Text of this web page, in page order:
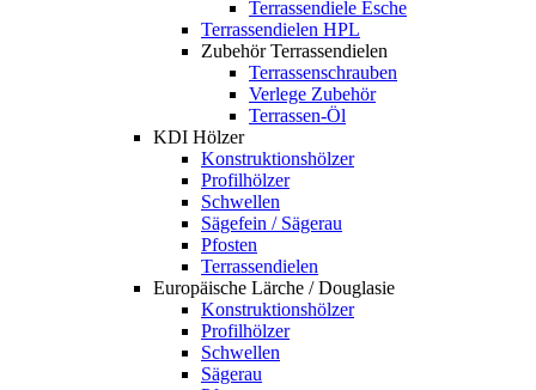
Terrassendiele Esche
Terrassendielen HPL
Zubehör Terrassendielen
Terrassenschrauben
Verlege Zubehör
Terrassen-Öl
KDI Hölzer
Konstruktionshölzer
Profilhölzer
Schwellen
Sägefein / Sägerau
Pfosten
Terrassendielen
Europäische Lärche / Douglasie
Konstruktionshölzer
Profilhölzer
Schwellen
Sägerau